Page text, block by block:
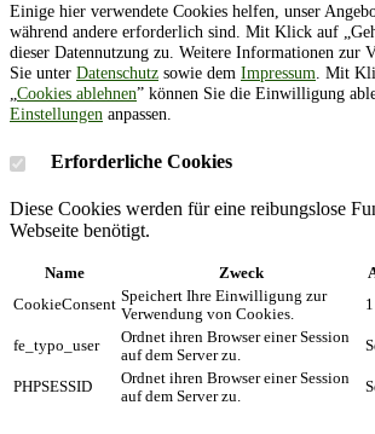
Einige hier verwendete Cookies helfen, unser
während andere erforderlich sind. Mit Klick auf
dieser Datennutzung zu. Weitere Informationen zur
Sie unter Datenschutz sowie dem Impressum. Mit
„Cookies ablehnen” können Sie die Einwilligung
Einstellungen anpassen.
Erforderliche Cookies
Diese Cookies werden für eine reibungslose
Webseite benötigt.
Name Zweck
CookieConsent Speichert Ihre Einwilligung zur
Verwendung von Cookies.
fe_typo_user
Ordnet ihren Browser einer Session
auf dem Server zu.
PHPSESSID
Ordnet ihren Browser einer Session
auf dem Server zu.